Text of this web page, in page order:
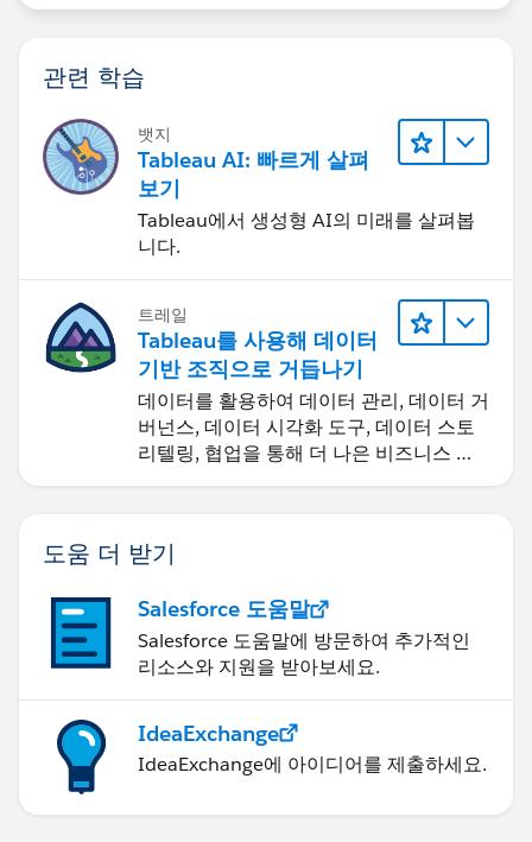
관련 학습
뱃지
Tableau AI: 빠르게 살펴
보기
Tableau에서 생성형 AI의 미래를 살펴봅
니다.
트레일
Tableau를 사용해 데이터
기반 조직으로 거듭나기
데이터를 활용하여 데이터 관리, 데이터 거
버넌스, 데이터 시각화 도구, 데이터 스토
리텔링, 협업을 통해 더 나은 비즈니스 성
도움 더 받기
Salesforce 도움말
Salesforce 도움말에 방문하여 추가적인
리소스와 지원을 받아보세요.
IdeaExchange
IdeaExchange에 아이디어를 제출하세요.